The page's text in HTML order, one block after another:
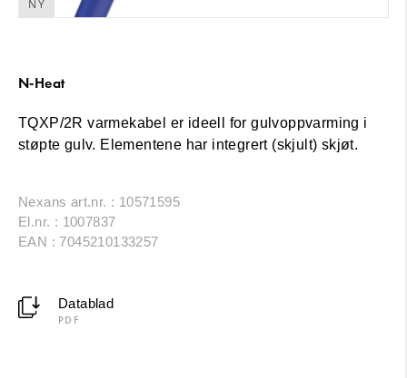
NY
N-Heat
TQXP/2R varmekabel er ideell for gulvoppvarming i
støpte gulv. Elementene har integrert (skjult) skjøt.
Nexans art.nr. : 10571595
El.nr. : 1007837
EAN : 7045210133257
Datablad
PDF